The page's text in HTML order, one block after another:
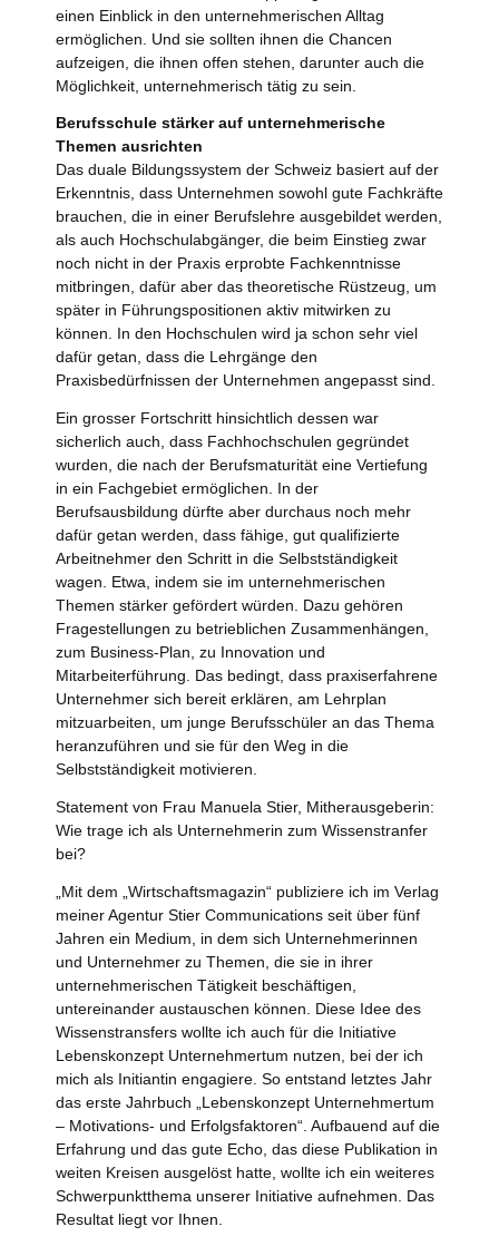
einen Einblick in den unternehmerischen Alltag
ermöglichen. Und sie sollten ihnen die Chancen
aufzeigen, die ihnen offen stehen, darunter auch die
Möglichkeit, unternehmerisch tätig zu sein.
Berufsschule stärker auf unternehmerische
Themen ausrichten
Das duale Bildungssystem der Schweiz basiert auf der
Erkenntnis, dass Unternehmen sowohl gute Fachkräfte
brauchen, die in einer Berufslehre ausgebildet werden,
als auch Hochschulabgänger, die beim Einstieg zwar
noch nicht in der Praxis erprobte Fachkenntnisse
mitbringen, dafür aber das theoretische Rüstzeug, um
später in Führungspositionen aktiv mitwirken zu
können. In den Hochschulen wird ja schon sehr viel
dafür getan, dass die Lehrgänge den
Praxisbedürfnissen der Unternehmen angepasst sind.
Ein grosser Fortschritt hinsichtlich dessen war
sicherlich auch, dass Fachhochschulen gegründet
wurden, die nach der Berufsmaturität eine Vertiefung
in ein Fachgebiet ermöglichen. In der
Berufsausbildung dürfte aber durchaus noch mehr
dafür getan werden, dass fähige, gut qualifizierte
Arbeitnehmer den Schritt in die Selbstständigkeit
wagen. Etwa, indem sie im unternehmerischen
Themen stärker gefördert würden. Dazu gehören
Fragestellungen zu betrieblichen Zusammenhängen,
zum Business-Plan, zu Innovation und
Mitarbeiterführung. Das bedingt, dass praxiserfahrene
Unternehmer sich bereit erklären, am Lehrplan
mitzuarbeiten, um junge Berufsschüler an das Thema
heranzuführen und sie für den Weg in die
Selbstständigkeit motivieren.
Statement von Frau Manuela Stier, Mitherausgeberin:
Wie trage ich als Unternehmerin zum Wissenstranfer
bei?
„Mit dem „Wirtschaftsmagazin“ publiziere ich im Verlag
meiner Agentur Stier Communications seit über fünf
Jahren ein Medium, in dem sich Unternehmerinnen
und Unternehmer zu Themen, die sie in ihrer
unternehmerischen Tätigkeit beschäftigen,
untereinander austauschen können. Diese Idee des
Wissenstransfers wollte ich auch für die Initiative
Lebenskonzept Unternehmertum nutzen, bei der ich
mich als Initiantin engagiere. So entstand letztes Jahr
das erste Jahrbuch „Lebenskonzept Unternehmertum
– Motivations- und Erfolgsfaktoren“. Aufbauend auf die
Erfahrung und das gute Echo, das diese Publikation in
weiten Kreisen ausgelöst hatte, wollte ich ein weiteres
Schwerpunktthema unserer Initiative aufnehmen. Das
Resultat liegt vor Ihnen.